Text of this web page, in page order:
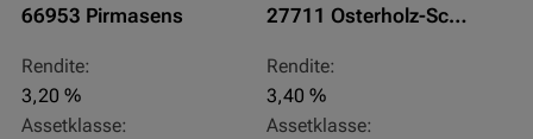
66953 Pirmasens
Rendite:
3,20 %
Assetklasse:
27711 Osterholz-Scharmbeck
Rendite:
3,40 %
Assetklasse: